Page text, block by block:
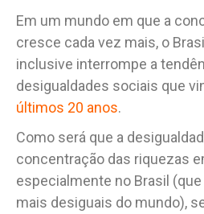
Em um mundo em que a
cresce cada vez mais, o
inclusive interrompe a
desigualdades sociais que
últimos 20 anos.
Como será que a
concentração das riquezas
especialmente no Brasil
mais desiguais do mundo),